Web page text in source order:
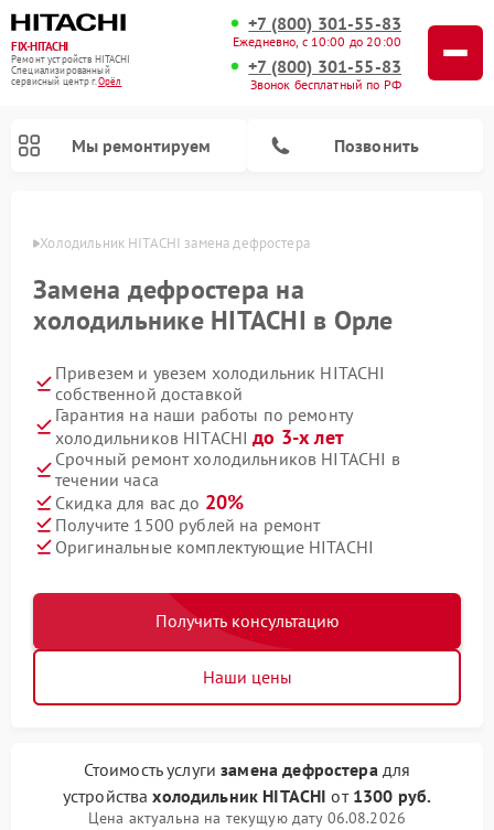
FIX-HITACHI
Ремонт устройств HITACHI
Специализированный
cервисный центр г.Орёл
+7 (800) 301-55-83
Ежедневно, с 10:00 до 20:00
+7 (800) 301-55-83
Звонок бесплатный по РФ
Мы ремонтируем Позвонить
Холодильник HITACHI замена дефростера
Замена дефростера на
холодильнике HITACHI в Орле
Привезем и увезем холодильник HITACHI
собственной доставкой
Гарантия на наши работы по ремонту
холодильников HITACHIдо 3-х лет
Срочный ремонт холодильников HITACHI в
течении часа
Скидка для вас до 20%
Получите 1500 рублей на ремонт
Оригинальные комплектующие HITACHI
Получить консультацию
Наши цены
Стоимость услугизамена дефростерадля
устройствахолодильник HITACHI от 1300 руб.
Цена актуальна на текущую дату 06.08.2026